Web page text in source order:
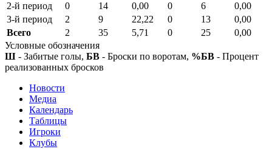
2-й период
0 14 0,00 0 6
0,00
3-й период
2 9 22,22 0 13
0,00
Всего
2 35 5,71 0 25
0,00
Условные обозначения
Ш - Забитые голы, БВ - Броски по воротам, %БВ - Процент
реализованных бросков
Новости
Медиа
Календарь
Таблицы
Игроки
Клубы